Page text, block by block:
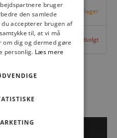
Få på lager
Udsolgt
KURV
bruger
den samlede
accepterer brugen af
til, at vi må
om dig og dermed gøre
personlig. Læs mere